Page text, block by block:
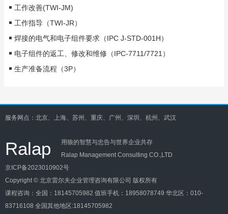
工作改善(TWI-JM)
工作指导（TWI-JR）
焊接的电气和电子组件要求（IPC J-STD-001H）
电子组件的返工、修改和维修（IPC-7711/7721）
生产准备流程（3P）
服务网点：北京、上海、苏州、重庆、广州、深圳、杭州、武汉
Ralap
用狼的智慧与忠告与世界企业共存
Ralap Management Consulting CO.,LTD
京ICP备2023010902号
Copyright © 北京雷尔夫企业管理咨询有限公司 版权所有
课程咨询： 全国：18145705982 值班手机：18958078749 华北区：010-
83716108 全国其他地区:18145705982